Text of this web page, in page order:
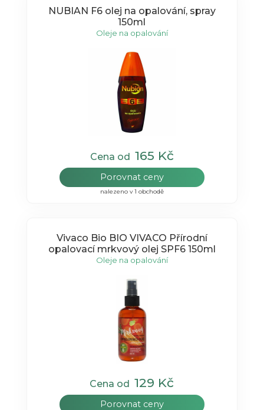
NUBIAN F6 olej na opalování, spray
150ml
Oleje na opalování
Cena od 165 Kč
Porovnat ceny
nalezeno v 1 obchodě
Vivaco Bio BIO VIVACO Přírodní
opalovací mrkvový olej SPF6 150ml
Oleje na opalování
Cena od129 Kč
Porovnat ceny